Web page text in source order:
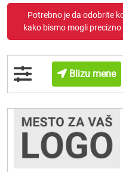
Potrebno je da odobrite
kako bismo mogli
Blizu mene